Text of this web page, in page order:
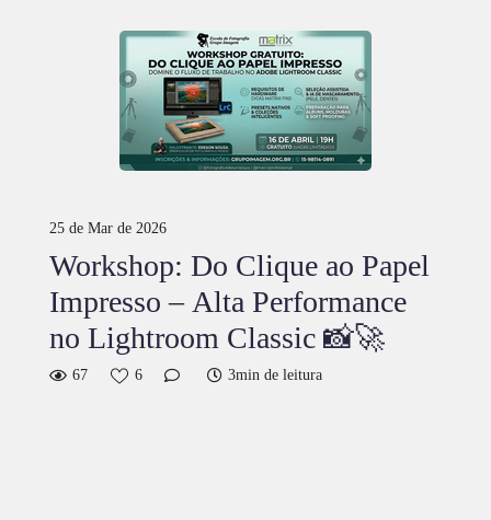
25 de Mar de 2026
Workshop: Do Clique ao Papel
Impresso – Alta Performance
no Lightroom Classic 📸🚀
67 6 3min de leitura